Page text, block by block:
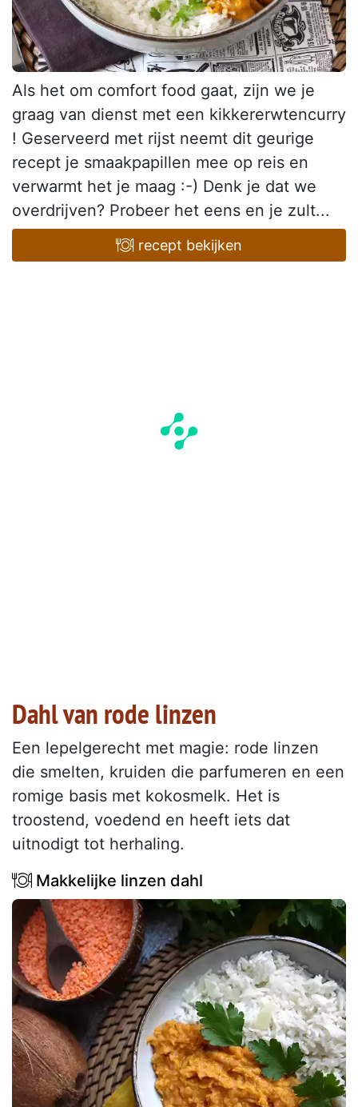
Als het om comfort food gaat, zijn we je
graag van dienst met een kikkererwtencurry
! Geserveerd met rijst neemt dit geurige
recept je smaakpapillen mee op reis en
verwarmt het je maag :-) Denk je dat we
overdrijven? Probeer het eens en je zult...
recept bekijken
Dahl van rode linzen
Een lepelgerecht met magie: rode linzen
die smelten, kruiden die parfumeren en een
romige basis met kokosmelk. Het is
troostend, voedend en heeft iets dat
uitnodigt tot herhaling.
Makkelijke linzen dahl